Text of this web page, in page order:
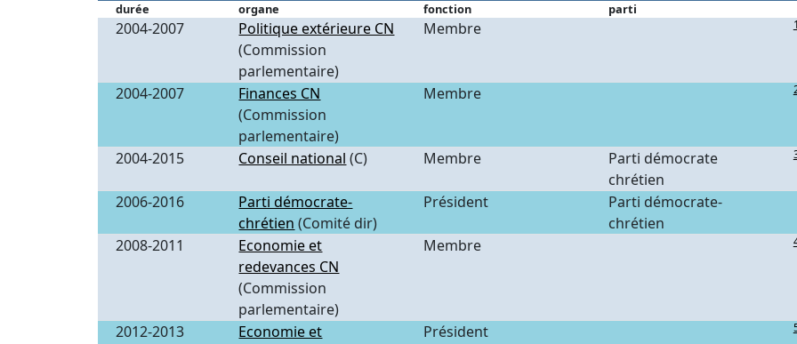
durée organe fonction parti
2004-2007
Politique extérieure CN
(Commission
parlementaire)
Membre 1
2004-2007
Finances CN
(Commission
parlementaire)
Membre
2004-2015 Conseil national (C) Membre
Parti démocrate
chrétien
2006-2016
Parti démocrate-
chrétien (Comité dir)
Président
Parti démocrate-
chrétien
2008-2011
Economie et
redevances CN
(Commission
parlementaire)
Membre
2012-2013
Economie et
Président